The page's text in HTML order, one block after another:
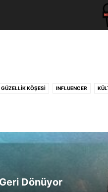
GÜZELLIK KÖŞESI INFLUENCER
Dönüyor